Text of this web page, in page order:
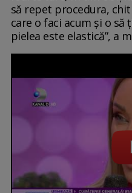
să repet procedura,
care o faci acum și o
pielea este elastică”, a